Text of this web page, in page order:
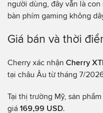
người dùng, đây vẫn là
bàn phím gaming không
Giá bán và thời
Cherry xác nhận Cherry
tại châu Âu từ tháng 7/
Tại thị trường Mỹ, sản
giá 169,99 USD.